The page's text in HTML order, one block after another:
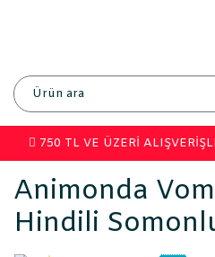
750 TL VE ÜZERİ
Animonda
Hindili